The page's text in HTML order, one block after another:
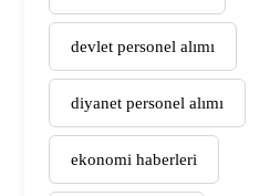
devlet personel alımı
diyanet personel alımı
ekonomi haberleri